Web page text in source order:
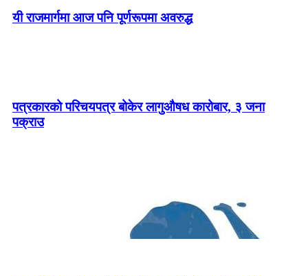
रुसद्वारा युक्रेनमा मिसाइल र ड्रोन आक्रमण, २१ जनाको
मृत्यु
यी राजमार्गमा आज पनि पूर्णरूपमा अवरुद्ध
पत्रकारको परिचयपत्र बोकेर लागुऔषध कारोबार, ३ जना
पक्राउ